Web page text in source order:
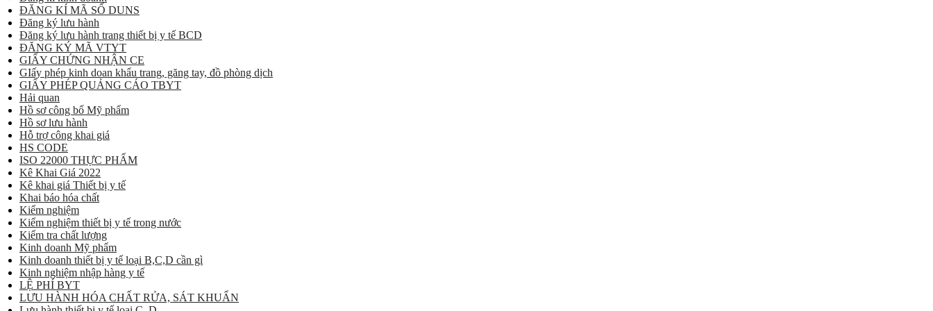
ĐĂNG KÍ MÃ SỐ DUNS
Đăng ký lưu hành
Đăng ký lưu hành trang thiết bị y tế BCD
ĐĂNG KÝ MÃ VTYT
GIẤY CHỨNG NHẬN CE
GIấy phép kinh doan khẩu trang, găng tay, đồ phòng dịch
GIẤY PHÉP QUẢNG CÁO TBYT
Hải quan
Hồ sơ công bố Mỹ phẩm
Hồ sơ lưu hành
Hỗ trợ công khai giá
HS CODE
ISO 22000 THỰC PHẨM
Kê Khai Giá 2022
Kê khai giá Thiết bị y tế
Khai báo hóa chất
Kiểm nghiệm
Kiểm nghiệm thiết bị y tế trong nước
Kiểm tra chất lượng
Kinh doanh Mỹ phẩm
Kinh doanh thiết bị y tế loại B,C,D cần gì
Kinh nghiệm nhập hàng y tế
LỆ PHÍ BYT
LƯU HÀNH HÓA CHẤT RỬA, SÁT KHUẨN